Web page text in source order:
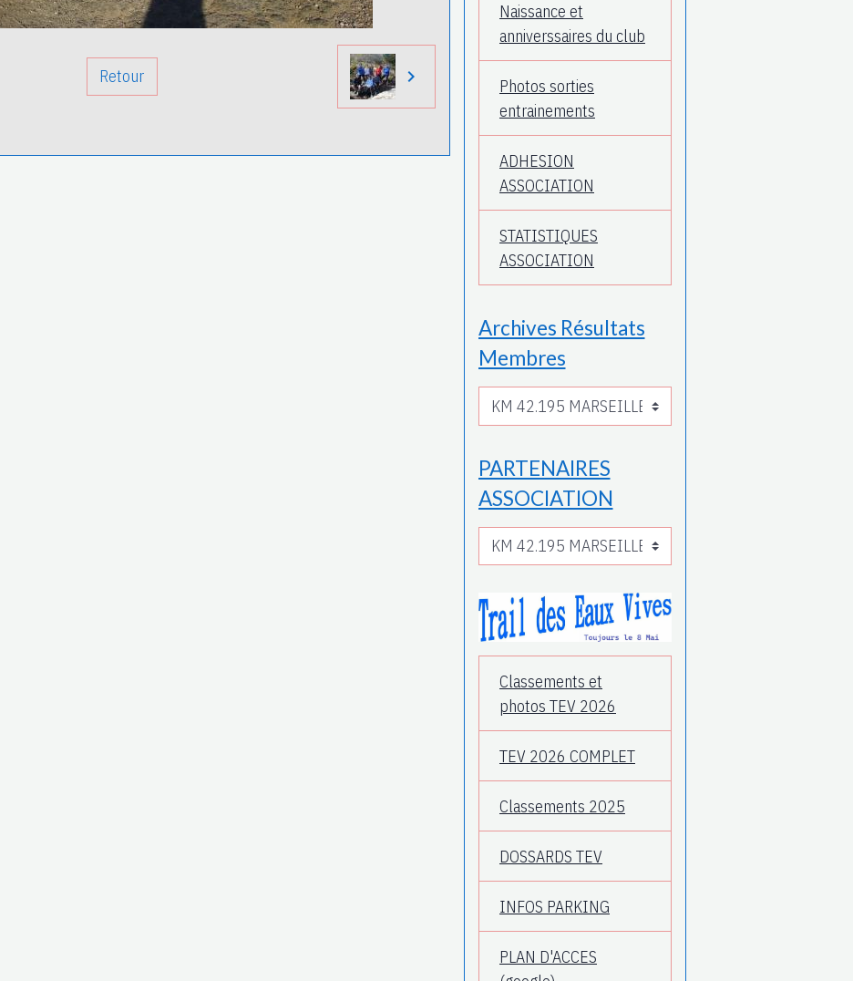
Retour
Naissance et
anniverssaires du club
Photos sorties
entrainements
ADHESION
ASSOCIATION
STATISTIQUES
ASSOCIATION
Archives Résultats
Membres
PARTENAIRES
ASSOCIATION
Classements et
photos TEV 2026
TEV 2026 COMPLET
Classements 2025
DOSSARDS TEV
INFOS PARKING
PLAN D'ACCES